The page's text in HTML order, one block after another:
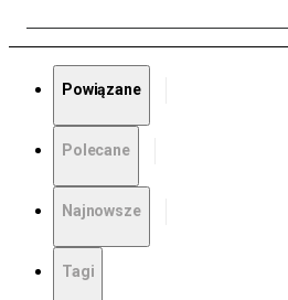
Powiązane
Polecane
Najnowsze
Tagi